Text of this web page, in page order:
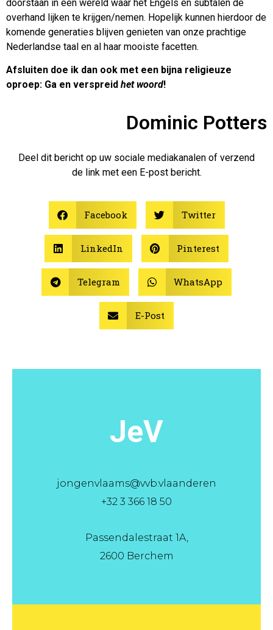
doorstaan in een wereld waar het Engels en subtalen de
overhand lijken te krijgen/nemen. Hopelijk kunnen hierdoor de
komende generaties blijven genieten van onze prachtige
Nederlandse taal en al haar mooiste facetten.
Afsluiten doe ik dan ook met een bijna religieuze
oproep: Ga en verspreid het woord!
Dominic Potters
Deel dit bericht op uw sociale mediakanalen of verzend
de link met een E-post bericht.
Facebook Twitter
LinkedIn Pinterest
Telegram WhatsApp
E-Post
JeV
jongenvlaams@vvb.vlaanderen
+32 3 366 18 50
Passendalestraat 1A,
2600 Berchem